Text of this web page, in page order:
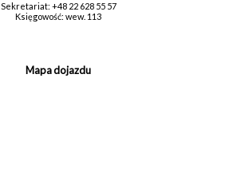
Sekretariat: +48 22 628 55 57
Księgowość: wew. 113
Mapa dojazdu